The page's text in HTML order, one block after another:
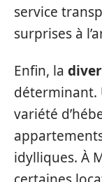
service
surprises à
Enfin, la
déterminant.
variété
idylliques. À